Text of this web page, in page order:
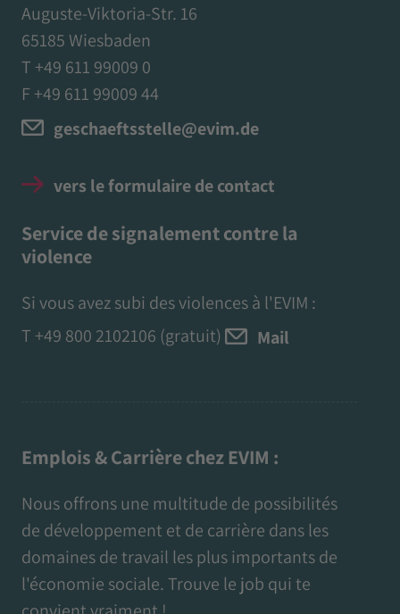
Auguste-Viktoria-Str. 16
65185 Wiesbaden
T +49 611 99009 0
F +49 611 99009 44
geschaeftsstelle@evim.de
vers le formulaire de contact
Service de signalement contre la
violence
Si vous avez subi des violences à l'EVIM :
T +49 800 2102106 (gratuit) Mail
Emplois & Carrière chez EVIM :
Nous offrons une multitude de possibilités
de développement et de carrière dans les
domaines de travail les plus importants de
l'économie sociale. Trouve le job qui te